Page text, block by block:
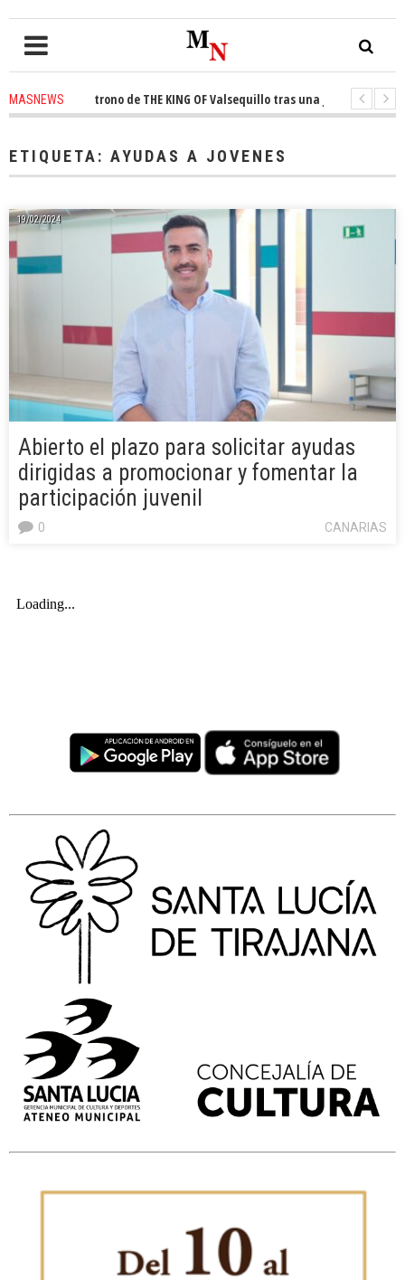
MASNEWSel trono de THE KING OF Valsequillo tras una jornada de
ETIQUETA: AYUDAS A JOVENES
19/02/2024
Abierto el plazo para solicitar ayudas
dirigidas a promocionar y fomentar la
participación juvenil
CANARIAS
0